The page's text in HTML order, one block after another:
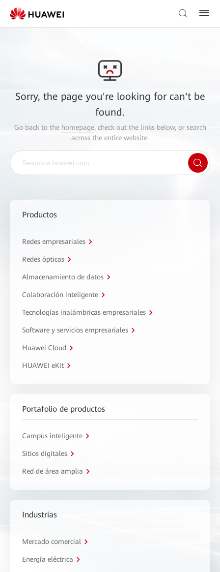
Sorry, the page you're looking for can't be
found.
Go back to the homepage, check out the links below, or search
across the entire website.
Productos
Redes empresariales
Redes ópticas
Almacenamiento de datos
Colaboración inteligente
Tecnologías inalámbricas empresariales
Software y servicios empresariales
Huawei Cloud
HUAWEI eKit
Portafolio de productos
Campus inteligente
Sitios digitales
Red de área amplia
Industrias
Mercado comercial
Energía eléctrica